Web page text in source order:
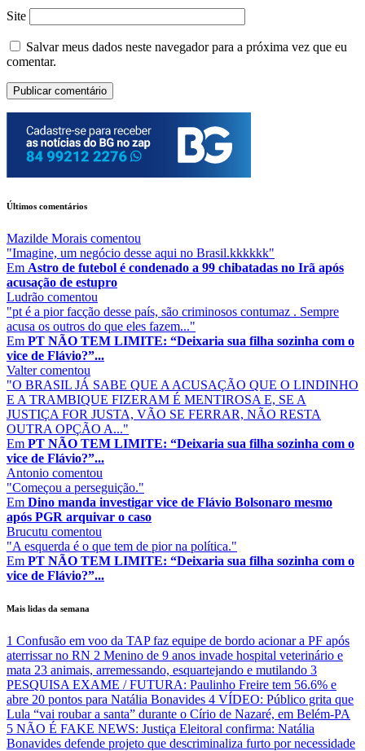
Site
Salvar meus dados neste navegador para a próxima vez que eu
comentar.
Últimos comentários
Mazilde Morais comentou
"Imagine, um negócio desse aqui no Brasil.kkkkkk"
Em Astro de futebol é condenado a 99 chibatadas no Irã após
acusação de estupro
Ludrão comentou
"pt é a pior facção desse país, são criminosos contumaz . Sempre
acusa os outros do que eles fazem..."
Em PT NÃO TEM LIMITE: “Deixaria sua filha sozinha com o
vice de Flávio?”...
Valtercomentou
"O BRASIL JÁ SABE QUE A ACUSAÇÃO QUE O LINDINHO
E A TRAMBIQUE FIZERAM É MENTIROSA E, SE A
JUSTIÇA FOR JUSTA, VÃO SE FERRAR, NÃO RESTA
OUTRA OPÇÃO A..."
Em PT NÃO TEM LIMITE: “Deixaria sua filha sozinha com o
vice de Flávio?”...
Antonio comentou
"Começou a perseguição."
Em Dino manda investigar vice de Flávio Bolsonaro mesmo
após PGR arquivar o caso
Brucutu comentou
"A esquerda é o que tem de pior na política."
Em PT NÃO TEM LIMITE: “Deixaria sua filha sozinha com o
vice de Flávio?”...
Mais lidas da semana
1 Confusão em voo da TAP faz equipe de bordo acionar a PF após
aterrissar no RN 2 Menino de 9 anos invade hospital veterinário e
mata 23 animais, arremessando, esquartejando e mutilando 3
PESQUISA EXAME / FUTURA: Paulinho Freire tem 56.6% e
abre 20 pontos para Natália Bonavides 4 VÍDEO: Público grita que
Lula “vai roubar a santa” durante o Círio de Nazaré, em Belém-PA
5 NÃO É FAKE NEWS: Justiça Eleitoral confirma: Natália
Bonavides defende projeto que descriminaliza furto por necessidade